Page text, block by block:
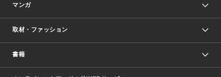
マンガ
少年マンガ
取材・ファッション
書籍